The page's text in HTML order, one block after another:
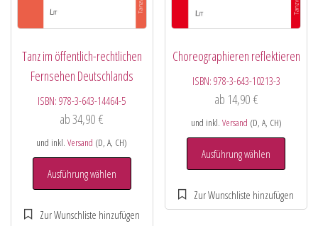
Tanz im öffentlich-rechtlichen
Fernsehen Deutschlands
ISBN:978-3-643-14464-5
ab34,90€
und inkl.Versand (D, A, CH)
Ausführung wählen
Choreographieren reflektieren
ISBN: 978-3-643-10213-3
ab 14,90 €
und inkl. Versand (D, A, CH)
Ausführung wählen